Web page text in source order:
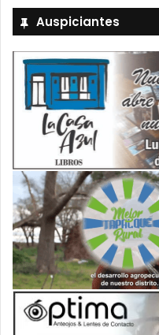
Auspiciantes